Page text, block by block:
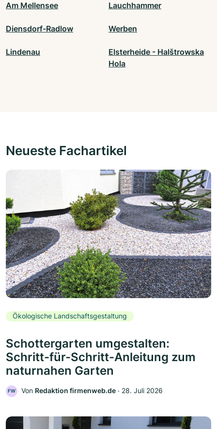
Am Mellensee Lauchhammer
Diensdorf-Radlow Werben
Lindenau
Elsterheide - Halštrowska
Hola
Neueste Fachartikel
Ökologische Landschaftsgestaltung
Schottergarten umgestalten:
Schritt-für-Schritt-Anleitung zum
naturnahen Garten
FW Von Redaktion firmenweb.de ‧ 28. Juli 2026